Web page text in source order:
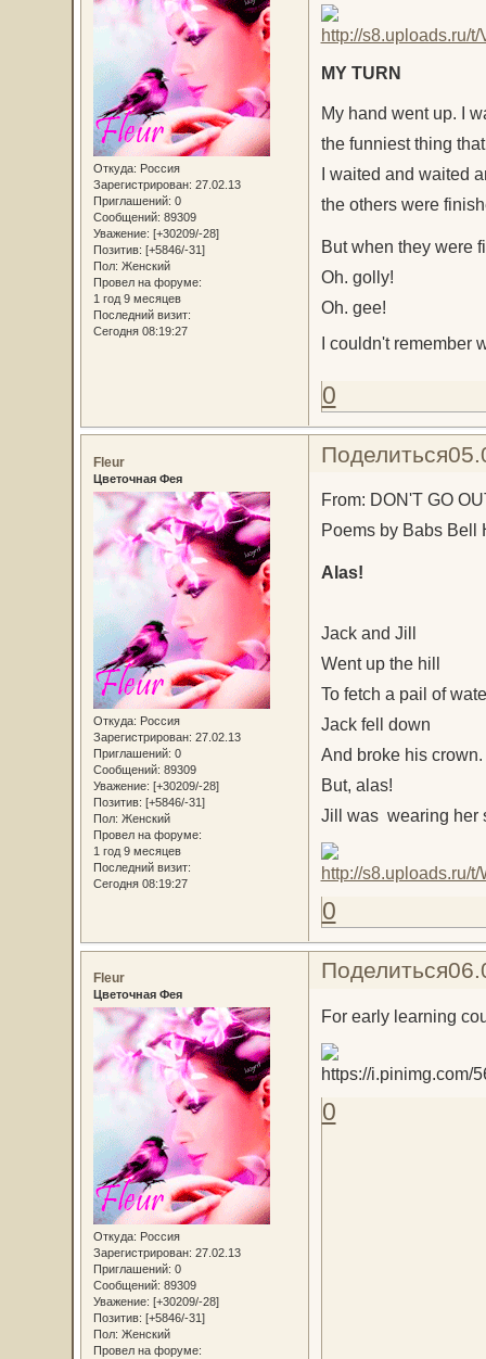
Откуда: Россия
Зарегистрирован: 27.02.13
Приглашений: 0
Сообщений: 89309
Уважение: [+30209/-28]
Позитив: [+5846/-31]
Пол: Женский
Провел на форуме:
1 год 9 месяцев
Последний визит:
Сегодня 08:19:27
MY TURN
My hand went up. I
the funniest thing
I waited and waited
the others were
But when they were
Oh. golly!
Oh. gee!
I couldn't remember
0
Поделиться
Fleur
Цветочная Фея
Откуда: Россия
Зарегистрирован: 27.02.13
Приглашений: 0
Сообщений: 89309
Уважение: [+30209/-28]
Позитив: [+5846/-31]
Пол: Женский
Провел на форуме:
1 год 9 месяцев
Последний визит:
Сегодня 08:19:27
From: DON'T GO
Poems by Babs Bell
Alas!
Jack and Jill
Went up the hill
To fetch a pail of
Jack fell down
And broke his crown.
But, alas!
Jill was wearing her
0
Поделиться
Fleur
Цветочная Фея
Откуда: Россия
Зарегистрирован: 27.02.13
Приглашений: 0
Сообщений: 89309
Уважение: [+30209/-28]
Позитив: [+5846/-31]
Пол: Женский
Провел на форуме:
For early learning
0